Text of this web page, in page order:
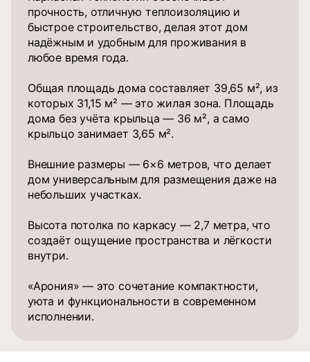
прочность, отличную теплоизоляцию и
быстрое строительство, делая этот дом
надёжным и удобным для проживания в
любое время года.
Общая площадь дома составляет 39,65 м², из
которых 31,15 м² — это жилая зона. Площадь
дома без учёта крыльца — 36 м², а само
крыльцо занимает 3,65 м².
Внешние размеры — 6×6 метров, что делает
дом универсальным для размещения даже на
небольших участках.
Высота потолка по каркасу — 2,7 метра, что
создаёт ощущение пространства и лёгкости
внутри.
«Арония» — это сочетание компактности,
уюта и функциональности в современном
исполнении.